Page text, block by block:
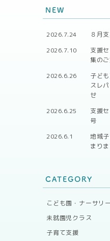
NEW
2026.7.24
８月
2026.7.10
支援
集の
2026.6.26
子ど
スレ
せ
2026.6.25
支援
号
2026.6.1
地域
まりま
CATEGORY
こども園・ナーサリー
未就園児クラス
子育て支援